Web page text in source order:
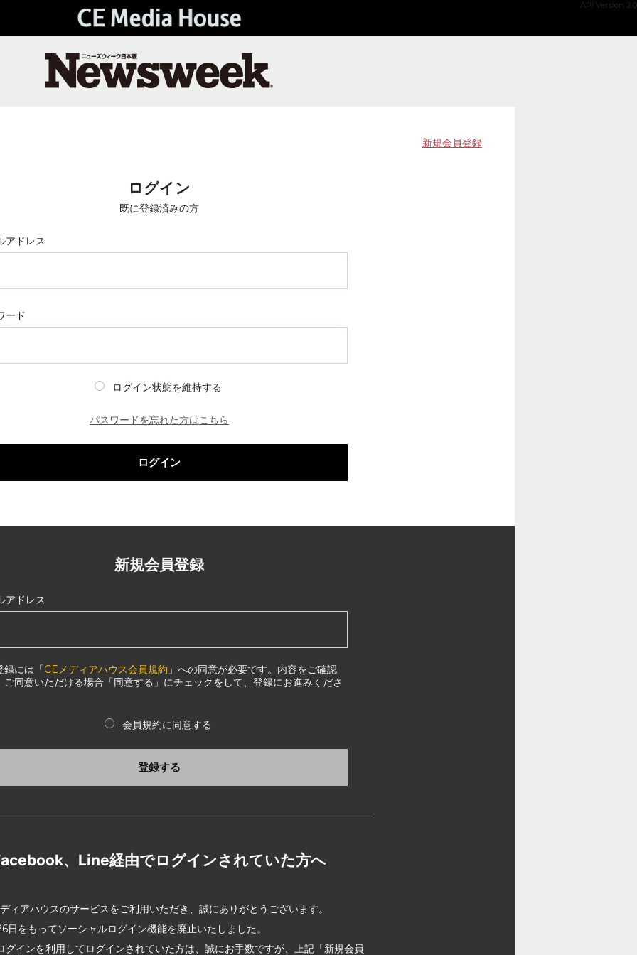
API Version 2.0
新規会員登録
ログイン
既に登録済みの方
アドレス
ード
ログイン状態を維持する
パスワードを忘れた方はこちら
ログイン
新規会員登録
アドレス
録には「CEメディアハウス会員規約 」への同意が必要です。内容をご確認
ご同意いただける場合「同意する」にチェックをして、登録にお進みくださ
会員規約に同意する
登録する
、Line経由でログインされていた方へ
ィアハウスのサービスをご利用いただき、誠にありがとうございます。
日をもってソーシャルログイン機能を廃止いたしました。
グインを利用してログインされていた方は、誠にお手数ですが、上記「新規会員